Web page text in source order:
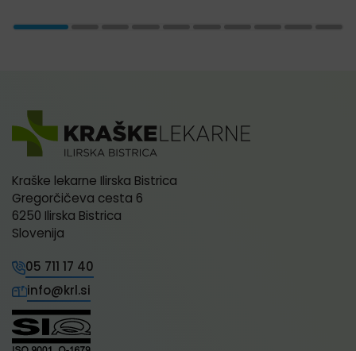
Kraške lekarne Ilirska Bistrica
Gregorčičeva cesta 6
6250 Ilirska Bistrica
Slovenija
05 711 17 40
info@krl.si